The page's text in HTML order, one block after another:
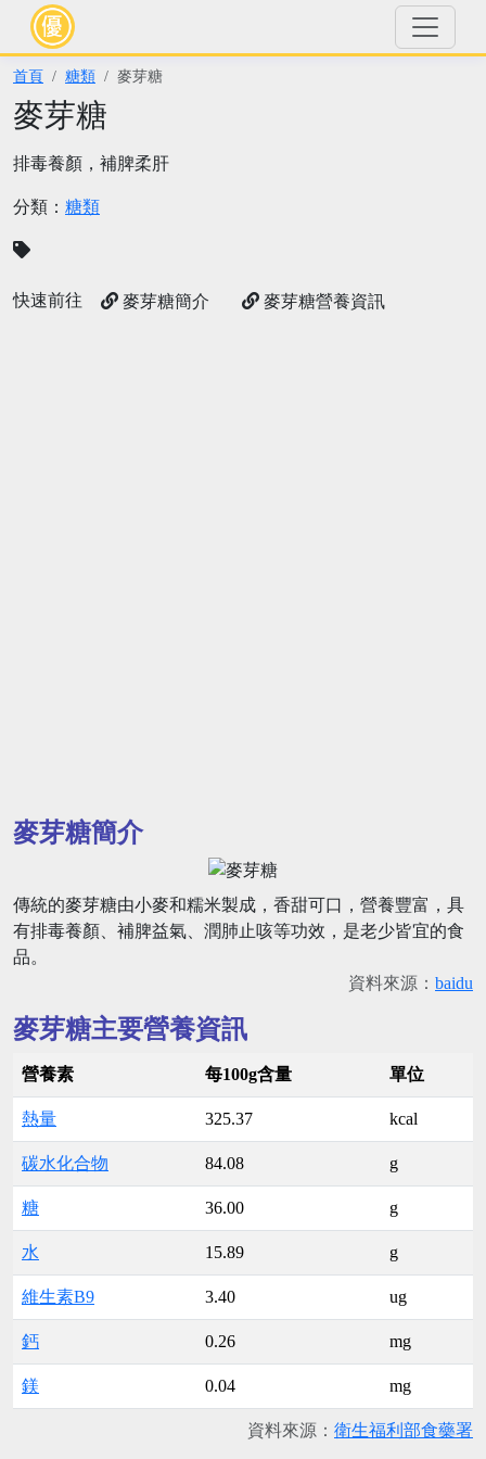
首頁 糖類 麥芽糖
麥芽糖
排毒養顏，補脾柔肝
分類： 糖類
快速前往 麥芽糖簡介 麥芽糖營養資訊
麥芽糖簡介
傳統的麥芽糖由小麥和糯米製成，香甜可口，營養豐富，具
有排毒養顏、補脾益氣、潤肺止咳等功效，是老少皆宜的食
品。
資料來源： baidu
麥芽糖主要營養資訊
營養素 每100g含量 單位
熱量 325.37 kcal
碳水化合物 84.08 g
糖 36.00 g
水 15.89 g
維生素B9 3.40 ug
鈣 0.26 mg
鎂 0.04 mg
資料來源： 衛生福利部食藥署